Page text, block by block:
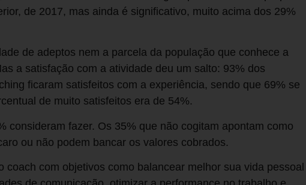
de 2017, mas ainda é significativo, muito acima dos 29%
de adeptos nem a parcela da população que conhece a
a satisfação com a atividade deu um salto: 93% dos
ficaram satisfeitos com a experiência, sendo que 69% se
de muito satisfeitos era de 54%.
consideram fazer. Os 35% que não cogitam apontam como
ou não podem bancar os valores cobrados.
com objetivos como balancear melhor sua vida pessoal